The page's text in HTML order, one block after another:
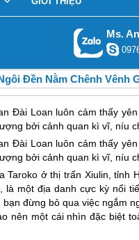
Ms.
Đền Nằm Chênh Vênh
Đài Loan luôn cảm thấy
bởi cảnh quan kì vĩ, níu
Đài Loan luôn cảm thấy
bởi cảnh quan kì vĩ, níu
ở thị trấn Xiulin, tỉnh
một địa danh cực kỳ nổi
đừng bỏ qua việc ngắm
nên một cái nhìn đặc biệt